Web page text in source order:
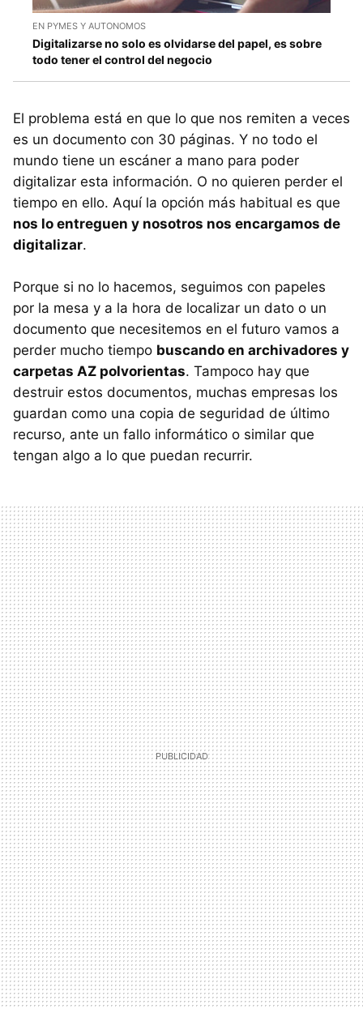
EN PYMES Y AUTONOMOS
Digitalizarse no solo es olvidarse del papel, es sobre
todo tener el control del negocio
El problema está en que lo que nos remiten a veces
es un documento con 30 páginas. Y no todo el
mundo tiene un escáner a mano para poder
digitalizar esta información. O no quieren perder el
tiempo en ello. Aquí la opción más habitual es que
nos lo entreguen y nosotros nos encargamos de
digitalizar.
Porque si no lo hacemos, seguimos con papeles
por la mesa y a la hora de localizar un dato o un
documento que necesitemos en el futuro vamos a
perder mucho tiempo buscando en archivadores y
carpetas AZ polvorientas. Tampoco hay que
destruir estos documentos, muchas empresas los
guardan como una copia de seguridad de último
recurso, ante un fallo informático o similar que
tengan algo a lo que puedan recurrir.